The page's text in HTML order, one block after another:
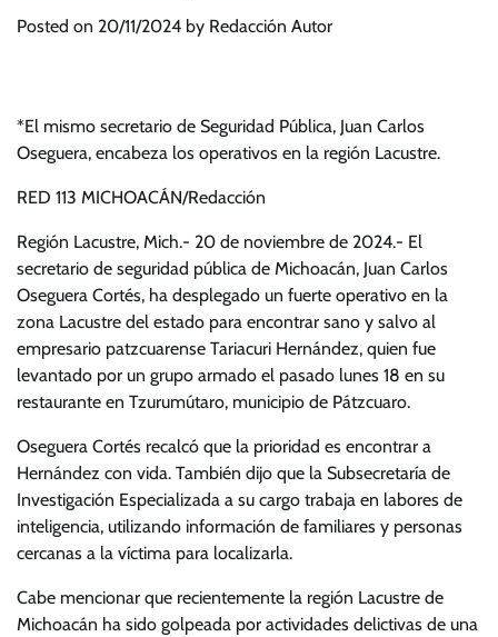
Posted on 20/11/2024 by Redacción Autor
*El mismo secretario de Seguridad Pública, Juan Carlos
Oseguera, encabeza los operativos en la región Lacustre.
RED 113 MICHOACÁN/Redacción
Región Lacustre, Mich.- 20 de noviembre de 2024.- El
secretario de seguridad pública de Michoacán, Juan Carlos
Oseguera Cortés, ha desplegado un fuerte operativo en la
zona Lacustre del estado para encontrar sano y salvo al
empresario patzcuarense Tariacuri Hernández, quien fue
levantado por un grupo armado el pasado lunes 18 en su
restaurante en Tzurumútaro, municipio de Pátzcuaro.
Oseguera Cortés recalcó que la prioridad es encontrar a
Hernández con vida. También dijo que la Subsecretaría de
Investigación Especializada a su cargo trabaja en labores de
inteligencia, utilizando información de familiares y personas
cercanas a la víctima para localizarla.
Cabe mencionar que recientemente la región Lacustre de
Michoacán ha sido golpeada por actividades delictivas de una